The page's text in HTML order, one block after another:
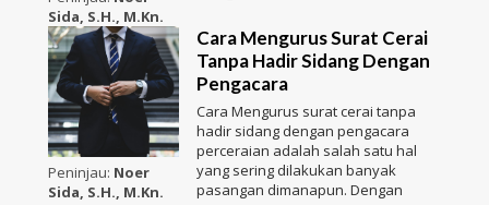
Sida, S.H., M.Kn.
Peninjau: Noer
Sida, S.H., M.Kn.
Cara Mengurus Surat Cerai
Tanpa Hadir Sidang Dengan
Pengacara
Cara Mengurus surat cerai tanpa
hadir sidang dengan pengacara
perceraian adalah salah satu hal
yang sering dilakukan banyak
pasangan dimanapun. Dengan